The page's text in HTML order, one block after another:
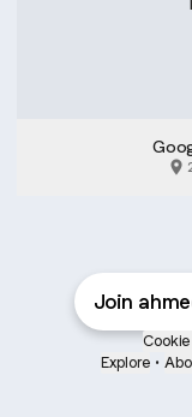
Join
Explore •